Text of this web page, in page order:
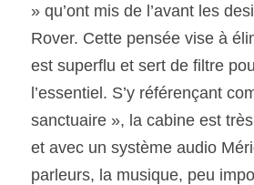
» qu’ont mis de l’avant les
Rover. Cette pensée vise à
est superflu et sert de filtre
l’essentiel. S’y référençant
sanctuaire », la cabine est
et avec un système audio
parleurs, la musique, peu